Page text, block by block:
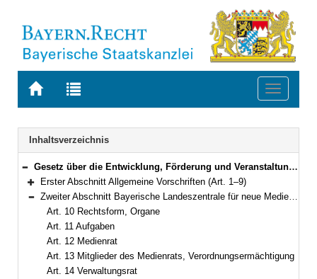
Zur
BAYERN.RECHT
Zur
letzten
Suche
Toggle
Navigation
Inhaltsverzeichnis
Bereich reduzieren
Gesetz über die Entwicklung, Förderung und Veranstaltung privater Rundfunkangebote und anderer Telemedien in Bayern (Bayerisches Mediengesetz – BayMG) in der Fassung der Bekanntmachung vom 22. Oktober 2003 (GVBl. S. 799) BayRS 2251-4-S (Art. 1–39)
Bereich erweitern
Erster Abschnitt Allgemeine Vorschriften (Art. 1–9)
Bereich reduzieren
Zweiter Abschnitt Bayerische Landeszentrale für neue Medien (Art. 10–22)
Art. 10 Rechtsform, Organe
Art. 11 Aufgaben
Art. 12 Medienrat
Art. 13 Mitglieder des Medienrats, Verordnungsermächtigung
Art. 14 Verwaltungsrat